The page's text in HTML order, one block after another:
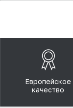
Европейское
качество